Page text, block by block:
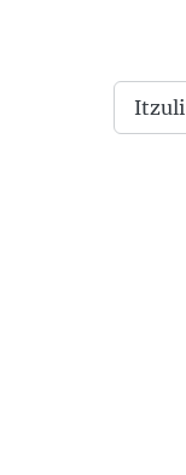
Itzuli